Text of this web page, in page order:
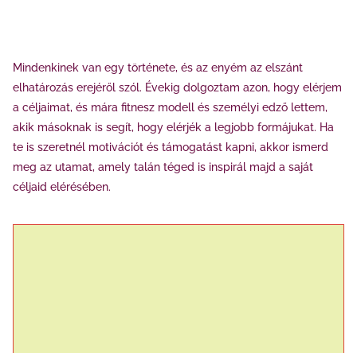
Mindenkinek van egy története, és az enyém az elszánt
elhatározás erejéről szól. Évekig dolgoztam azon, hogy elérjem
a céljaimat, és mára fitnesz modell és személyi edző lettem,
akik másoknak is segít, hogy elérjék a legjobb formájukat. Ha
te is szeretnél motivációt és támogatást kapni, akkor ismerd
meg az utamat, amely talán téged is inspirál majd a saját
céljaid elérésében.